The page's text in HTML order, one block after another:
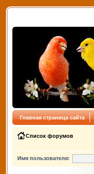
Главная страница сайта
Список форумов
Имя пользователя: